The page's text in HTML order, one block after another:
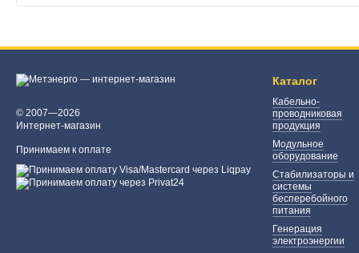
© 2007—2026
Интернет-магазин
Принимаем к оплате
Каталог
Кабельно-
проводниковая
продукция
Модульное
оборудование
Стабилизаторы и
системы
бесперебойного
питания
Генерация
электроэнергии